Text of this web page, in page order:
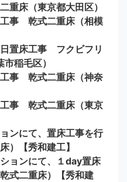
床（東京都大田区）
事 乾式二重床（相模
置床工事 フクビフリ
稲毛区）
事 乾式二重床（神奈
事 乾式二重床（東京
ンにて、置床工事を行
）【秀和建工】
ョンにて、１day置床
式二重床）【秀和建